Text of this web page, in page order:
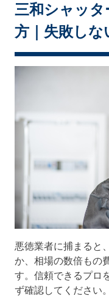
三和シャッ
方｜失敗し
悪徳業者に捕まると
か、相場の数倍もの
す。信頼できるプロ
ず確認してください。